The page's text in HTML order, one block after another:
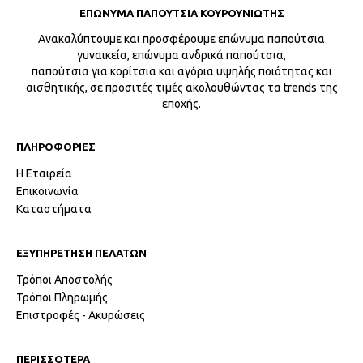
ΕΠΩΝΥΜΑ ΠΑΠΟΥΤΣΙΑ ΚΟΥΡΟΥΝΙΩΤΗΣ
Ανακαλύπτουμε και προσφέρουμε επώνυμα παπούτσια
γυναικεία, επώνυμα ανδρικά παπούτσια,
παπούτσια για κορίτσια και αγόρια υψηλής ποιότητας και
αισθητικής, σε προσιτές τιμές ακολουθώντας τα trends της
εποχής.
ΠΛΗΡΟΦΟΡΙΕΣ
Η Εταιρεία
Επικοινωνία
Καταστήματα
ΕΞΥΠΗΡΕΤΗΣΗ ΠΕΛΑΤΩΝ
Τρόποι Αποστολής
Τρόποι Πληρωμής
Επιστροφές - Ακυρώσεις
ΠΕΡΙΣΣΟΤΕΡΑ